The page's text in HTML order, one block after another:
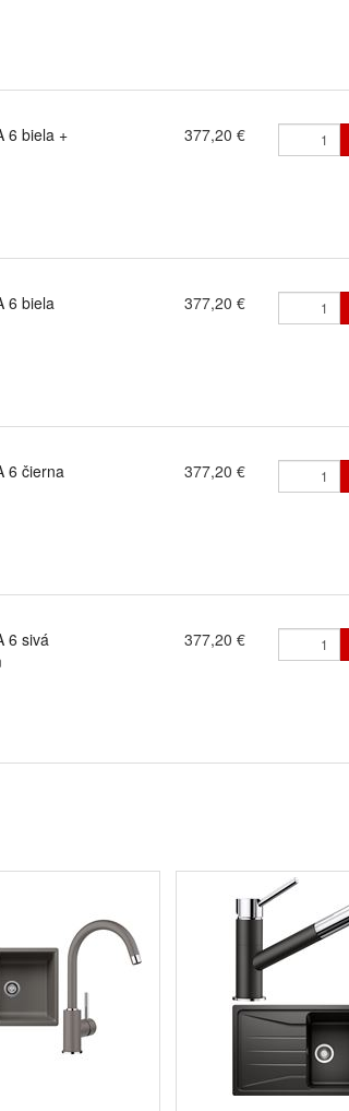
6 biela +
377,20 €
6 biela
377,20 €
6 čierna
377,20 €
6 sivá
377,20 €